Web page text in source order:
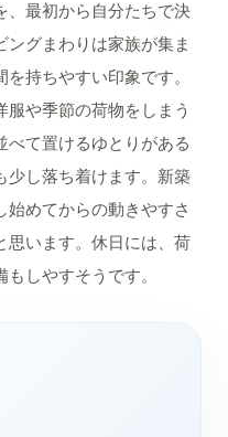
、最初から自分たちで決
グまわりは家族が集ま
持ちやすい印象です。
や季節の荷物をしまう
て置けるゆとりがある
少し落ち着けます。新築
めてからの動きやすさ
思います。休日には、荷
しやすそうです。